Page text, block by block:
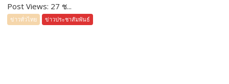
Post Views: 27 ช...
ข่าวทั่วไทย ข่าวประชาสัมพันธ์